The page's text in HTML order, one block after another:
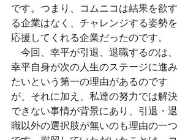
です。つまり、コムニコは結果を欲す
る企業はなく、チャレンジする姿勢を
応援してくれる企業だったのです。
今回、幸平が引退、退職するのは、
幸平自身が次の人生のステージに進み
たいという第一の理由があるのです
が、それに加え、私達の努力では解決
できない事情が背景にあり、引退・退
職以外の選択肢が無いのも理由の一つ